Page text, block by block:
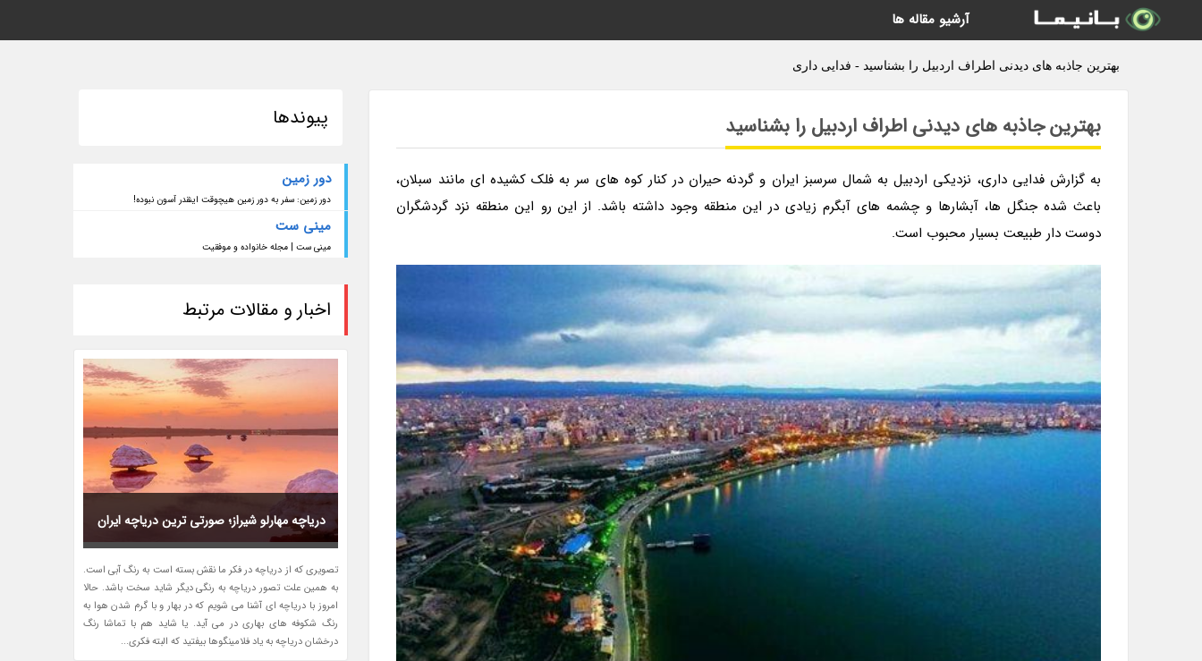
بهترین جاذبه های دیدنی اطراف اردبیل را بشناسید - فدایی داری
بهترین جاذبه های دیدنی اطراف اردبیل را بشناسید
به گزارش فدایی داری، نزدیکی اردبیل به شمال سرسبز ایران و گردنه حیران در کنار کوه های سر به فلک کشیده ای مانند سبلان،
باعث شده جنگل ها، آبشارها و چشمه های آبگرم زیادی در این منطقه وجود داشته باشد. از این رو این منطقه نزد گردشگران
دوست دار طبیعت بسیار محبوب است.
پیوندها
دور زمین
دور زمین: سفر به دور زمین هیچوقت اینقدر آسون نبوده!
مینی ست
مینی ست | مجله خانواده و موفقیت
اخبار و مقالات مرتبط
دریاچه مهارلو شیراز؛ صورتی ترین دریاچه ایران
تصویری که از دریاچه در فکر ما نقش بسته است به رنگ آبی است.
به همین علت تصور دریاچه به رنگی دیگر شاید سخت باشد. حالا
امروز با دریاچه ای آشنا می شویم که در بهار و با گرم شدن هوا به
رنگ شکوفه های بهاری در می آید. یا شاید هم با تماشا رنگ
درخشان دریاچه به یاد فلامینگوها بیفتید که البته فکری...
آرشیو مقاله ها